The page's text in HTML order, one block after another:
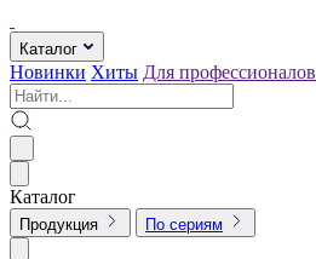
Каталог
Новинки Хиты Для профессионалов
Каталог
Продукция По сериям